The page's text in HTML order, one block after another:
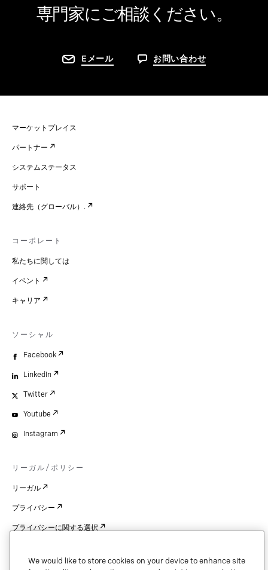
専門家にご相談ください。
Eメール お問い合わせ
マーケットプレイス
パートナー
システムステータス
サポート
連絡先（グローバル）.
コーポレート
私たちに関しては
イベント
キャリア
ソーシャル
Facebook
LinkedIn
Twitter
Youtube
Instagram
リーガル/ポリシー
リーガル
プライバシー
プライバシーに関する選択
We would like to store cookies on your device to enhance site